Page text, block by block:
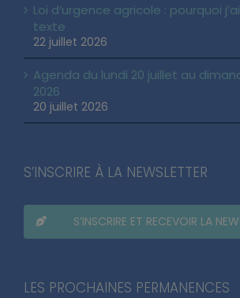
Loi d’urgence agricole : pourquoi
texte
22 juillet 2026
Agenda du lundi 20 juillet au
2026
20 juillet 2026
S’INSCRIRE À LA NEWSLETTER
S’INSCRIRE ET RECEVOIR LA
LES PROCHAINES PERMANENCES